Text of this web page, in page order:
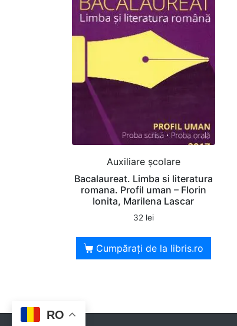
Auxiliare şcolare
Bacalaureat. Limba si literatura
romana. Profil uman – Florin
Ionita, Marilena Lascar
32 lei
Cumpărați de la libris.ro
RO